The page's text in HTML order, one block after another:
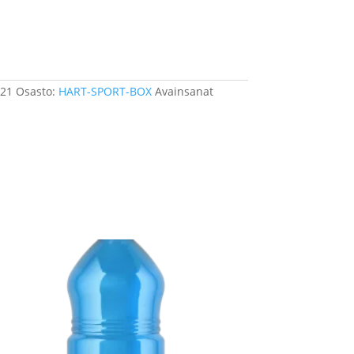
Osasto: HART-SPORT-BOX Avainsanat